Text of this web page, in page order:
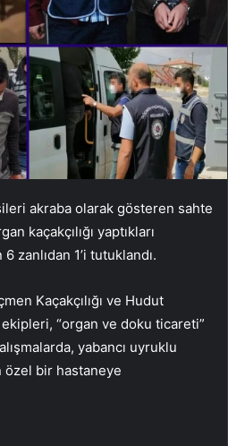
akraba olarak gösteren sahte
kaçakçılığı yaptıkları
zanlıdan 1’i tutuklandı.
Kaçakçılığı ve Hudut
“organ ve doku ticareti”
yabancı uyruklu
özel bir hastaneye